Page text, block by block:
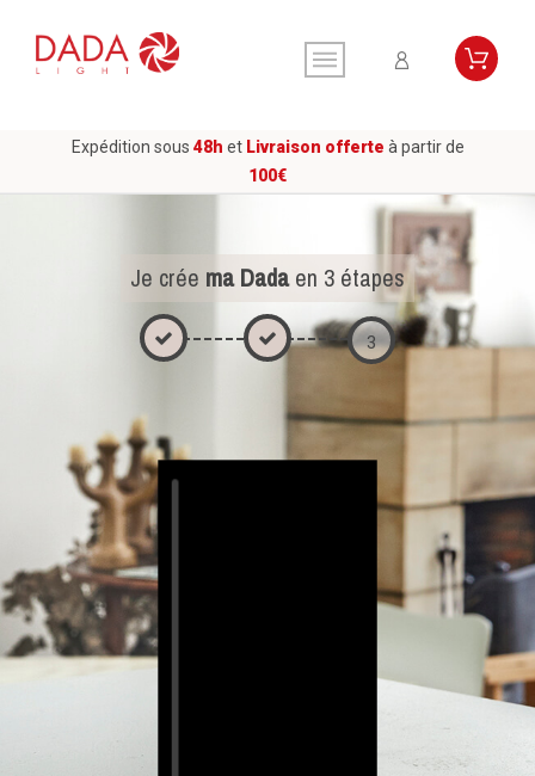
Expédition sous 48h et Livraison offerte à partir de
100€
Je crée ma Dadaen 3 étapes
1 2 3